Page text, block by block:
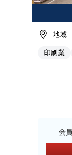
地域
印刷業
会